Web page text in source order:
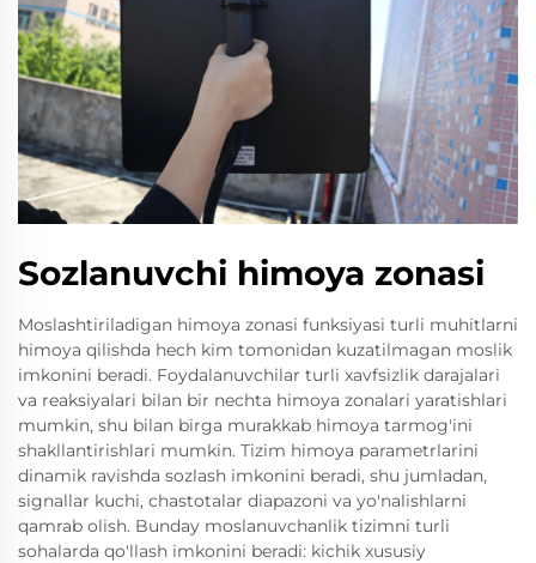
Sozlanuvchi himoya zonasi
Moslashtiriladigan himoya zonasi funksiyasi turli muhitlarni
himoya qilishda hech kim tomonidan kuzatilmagan moslik
imkonini beradi. Foydalanuvchilar turli xavfsizlik darajalari
va reaksiyalari bilan bir nechta himoya zonalari yaratishlari
mumkin, shu bilan birga murakkab himoya tarmog'ini
shakllantirishlari mumkin. Tizim himoya parametrlarini
dinamik ravishda sozlash imkonini beradi, shu jumladan,
signallar kuchi, chastotalar diapazoni va yo'nalishlarni
qamrab olish. Bunday moslanuvchanlik tizimni turli
sohalarda qo'llash imkonini beradi: kichik xususiy